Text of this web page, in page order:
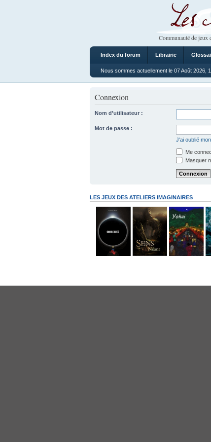
Les
Communauté de jeux
Index du forum Librairie
Nous sommes actuellement le 07 Août 2026,
Connexion
Nom d’utilisateur :
Mot de passe :
J’ai oublié
Me
Masquer
LES JEUX DES ATELIERS IMAGINAIRES